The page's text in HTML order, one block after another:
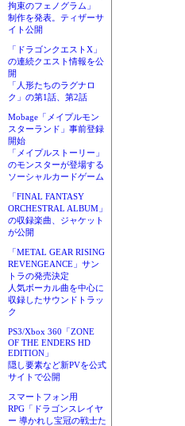
拘束のフェノグラム」
制作を発表。ティザーサ
イト公開
「ドラゴンクエストX」
の連続クエスト情報を公
開
「人形たちのラグナロ
ク」の第1話、第2話
Mobage「メイプルモン
スターランド」事前登録
開始
「メイプルストーリー」
のモンスターが登場する
ソーシャルカードゲーム
「FINAL FANTASY
ORCHESTRAL ALBUM」
の収録楽曲、ジャケット
が公開
「METAL GEAR RISING
REVENGEANCE」サン
トラの発売決定
人気ボーカル曲を中心に
収録したサウンドトラッ
ク
PS3/Xbox 360「ZONE
OF THE ENDERS HD
EDITION」
隠し要素など新PVを公式
サイトで公開
スマートフォン用
RPG「ドラゴンスレイヤ
ー 導かれし宝冠の戦士た